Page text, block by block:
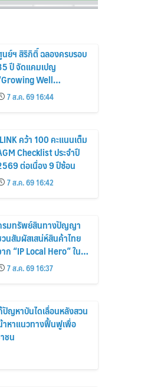
ย์ฯ สิริกิติ์ ฉลองครบรอบ
ปี จัดแคมเปญ
Well
ชวนทุกคนร่วม
ใช้ชีวิตอย่างมีคุณภาพ
7 ส.ค. 69 16:44
คว้า 100 คะแนนเต็ม
Checklist ประจำปี
ต่อเนื่อง 9 ปีซ้อน
7 ส.ค. 69 16:42
มทรัพย์สินทางปัญญา
นสัมผัสเสน่ห์สินค้าไทย
ก “IP Local Hero” ใน
นศิลปาชีพ ประทีปไทย
OTOP หลอมดวงใจด้วยพระ
รมี ปี 2569
7 ส.ค. 69 16:37
ปัญหาบันไดเลื่อนหลังสวน
าหาแนวทางฟื้นฟูเพื่อ
ชน